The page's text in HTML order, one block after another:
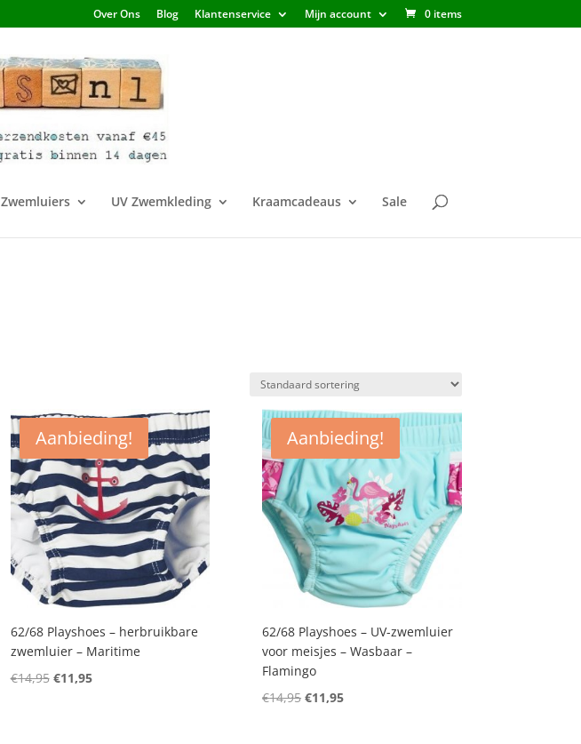
Over Ons Blog Klantenservice Mijn account 0 items
Zwemluiers UV Zwemkleding Kraamcadeaus Sale
Aanbieding!
62/68 Playshoes – herbruikbare
zwemluier – Maritime
€14,95 Oorspronkelijke
€11,95Huidige
Aanbieding!
62/68 Playshoes – UV-zwemluier
voor meisjes – Wasbaar –
Flamingo
€14,95 Oorspronkelijke
€11,95Huidige